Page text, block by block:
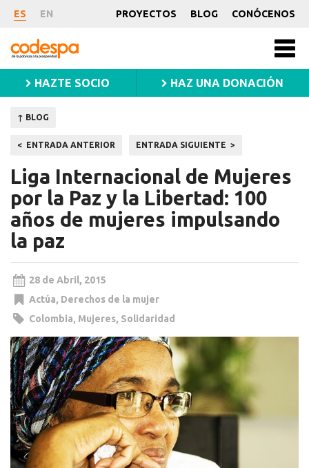
Noticia
ES EN PROYECTOS BLOG CONÓCENOS
CODESPA
HAZTE SOCIO HAZ UNA DONACIÓN
↑ BLOG
Navegación
de
entradas
ENTRADA ANTERIOR ENTRADA SIGUIENTE
Liga Internacional de Mujeres
por la Paz y la Libertad: 100
años de mujeres impulsando
la paz
28 de Abril, 2015
Actúa, Derechos de la mujer
Colombia, Mujeres, Solidaridad